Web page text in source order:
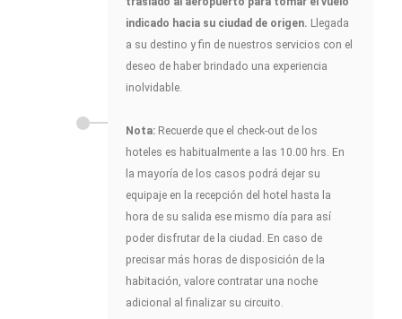
indicado hacia su ciudad de origen. Llegada
a su destino y fin de nuestros servicios con el
deseo de haber brindado una experiencia
inolvidable.
Nota: Recuerde que el check-out de los
hoteles es habitualmente a las 10.00 hrs. En
la mayoría de los casos podrá dejar su
equipaje en la recepción del hotel hasta la
hora de su salida ese mismo día para así
poder disfrutar de la ciudad. En caso de
precisar más horas de disposición de la
habitación, valore contratar una noche
adicional al finalizar su circuito.